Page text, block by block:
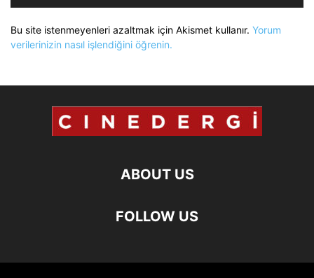
Bu site istenmeyenleri azaltmak için Akismet kullanır. Yorum
verilerinizin nasıl işlendiğini öğrenin.
ABOUT US
FOLLOW US